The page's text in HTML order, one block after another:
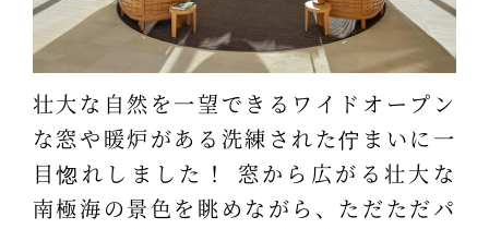
壮大な自然を一望できるワイドオープン
な窓や暖炉がある洗練された佇まいに一
目惚れしました！ 窓から広がる壮大な
南極海の景色を眺めながら、ただただパ